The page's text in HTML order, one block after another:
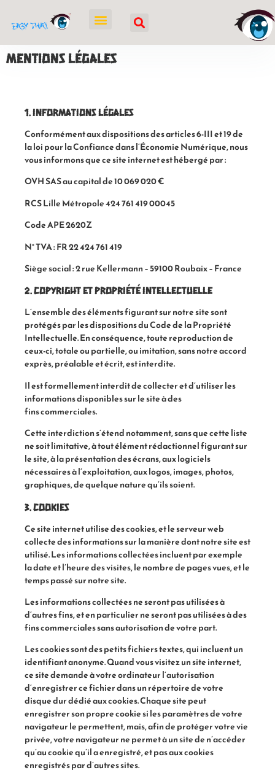
Mentions légales
1. Informations légales
Conformément aux dispositions des articles 6-III et 19 de
la loi pour la Confiance dans l’Économie Numérique, nous
vous informons que ce site internet est hébergé par :
OVH SAS au capital de 10 069 020 €
RCS Lille Métropole 424 761 419 00045
Code APE 2620Z
N° TVA : FR 22 424 761 419
Siège social : 2 rue Kellermann – 59100 Roubaix – France
2. Copyright et Propriété intellectuelle
L’ensemble des éléments figurant sur notre site sont
protégés par les dispositions du Code de la Propriété
Intellectuelle. En conséquence, toute reproduction de
ceux-ci, totale ou partielle, ou imitation, sans notre accord
exprès, préalable et écrit, est interdite.
Il est formellement interdit de collecter et d’utiliser les
informations disponibles sur le site à des
fins commerciales.
Cette interdiction s’étend notamment, sans que cette liste
ne soit limitative, à tout élément rédactionnel figurant sur
le site, à la présentation des écrans, aux logiciels
nécessaires à l’exploitation, aux logos, images, photos,
graphiques, de quelque nature qu’ils soient.
3. Cookies
Ce site internet utilise des cookies, et le serveur web
collecte des informations sur la manière dont notre site est
utilisé. Les informations collectées incluent par exemple
la date et l’heure des visites, le nombre de pages vues, et le
temps passé sur notre site.
Les informations collectées ne seront pas utilisées à
d’autres fins, et en particulier ne seront pas utilisées à des
fins commerciales sans autorisation de votre part.
Les cookies sont des petits fichiers textes, qui incluent un
identifiant anonyme. Quand vous visitez un site internet,
ce site demande à votre ordinateur l’autorisation
d’enregistrer ce fichier dans un répertoire de votre
disque dur dédié aux cookies. Chaque site peut
enregistrer son propre cookie si les paramètres de votre
navigateur le permettent, mais, afin de protéger votre vie
privée, votre navigateur ne permet à un site de n’accéder
qu’au cookie qu’il a enregistré, et pas aux cookies
enregistrés par d’autres sites.